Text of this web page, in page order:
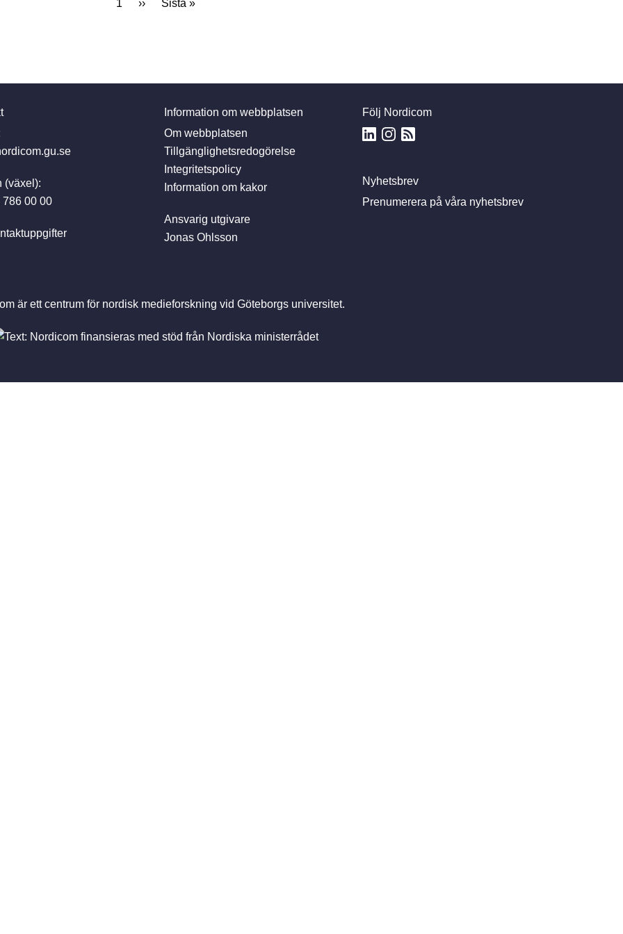
Nuvarande sida
1 Nästa sida
›› Sista sidan
Sista »
(växel):
786 00 00
Information om webbplatsen
Om webbplatsen
Tillgänglighetsredogörelse
Integritetspolicy
Information om kakor
Ansvarig utgivare
Jonas Ohlsson
Följ Nordicom
Nyhetsbrev
Prenumerera på våra nyhetsbrev
är ett centrum för nordisk medieforskning vid Göteborgs universitet.